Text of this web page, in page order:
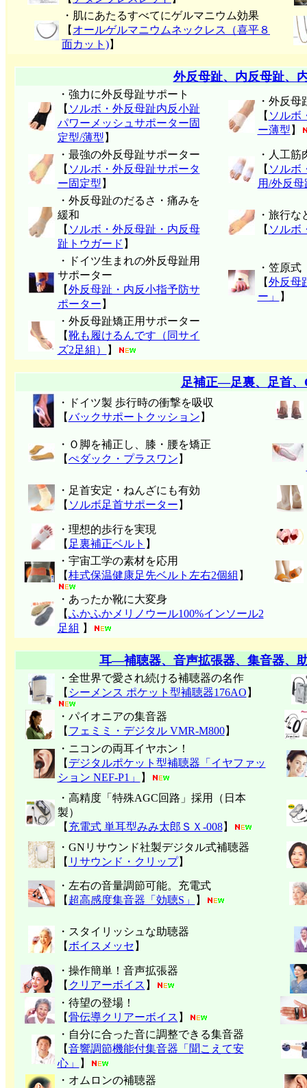
・肌にあたるすべてにゲルマニウム効果
【 オールゲルマニウムネックレス（喜平８
面カット)】
外反母趾、内反母趾、
・強力に外反母趾サポート
【 ソルボ・外反母趾内反小趾
パワーメッシュサポーター固
定型/薄型 】
・外反
【 ソルボ
ー薄型 】
・最強の外反母趾サポーター
【 ソルボ・外反母趾サポータ
ー固定型 】
・人工筋
【 ソルボ
用/外反
・外反母趾のだるさ・痛みを
緩和
【 ソルボ・外反母趾・内反母
趾トウガード 】
・旅行な
【 ソルボ
・ドイツ生まれの外反母趾用
サポーター
【外反母趾・内反小指予防サ
ポーター 】
・笠原式
【外反母
ー」
】
・外反母趾矯正用サポーター
【靴も履けるんです（同サイ
ズ2足組）
】
足補正―足裏、足首
・ドイツ製 歩行時の衝撃を吸収
【バックサポートクッション 】
・Ｏ脚を補正し、膝・腰を矯正
【ぺダック・プラスワン 】
・足首安定・ねんざにも有効
【 ソルボ足首サポーター 】
・理想的歩行を実現
【 足裏補正ベルト 】
・宇宙工学の素材を応用
【桂式保温健康足先ベルト左右2個組 】
・あったか靴に大変身
【ふかふかメリノウール100%インソール2
足組 】
耳―補聴器、音声拡張器、集音器、
・全世界で愛され続ける補聴器の名作
【 シーメンス ポケット型補聴器176AO 】
・パイオニアの集音器
【 フェミミ・デジタル VMR-M800】
・ニコンの両耳イヤホン！
【 デジタルポケット型補聴器「イヤファッ
ション NEF-P1」
】
・高精度「特殊AGC回路」採用（日本
製）
【 充電式 単耳型みみ太郎ＳＸ-008】
・GNリサウンド社製デジタル式補聴器
【 リサウンド・クリップ】
・左右の音量調節可能。充電式
【 超高感度集音器「効聴S」 】
・スタイリッシュな助聴器
【 ボイスメッセ 】
・操作簡単！音声拡張器
【 クリアーボイス 】
・待望の登場！
【骨伝導クリアーボイス 】
・自分に合った音に調整できる集音器
【音響調節機能付集音器「聞こえて安
心」
】
・オムロンの補聴器